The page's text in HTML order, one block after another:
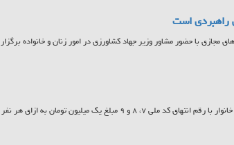
راهبردی است
مجازی با حضور مشاور وزیر جهاد کشاورزی در امور زنان و خانواده برگزار
به گزارش حراج کن امروز پنجشنبه ۲۵ تیر ۱۴۰۵ کالابرگ سرپرستان خانوار با رقم انتهای کد ملی ۷، ۸ و ۹ مبلغ یک میلیون تومان به ازای هر نفر